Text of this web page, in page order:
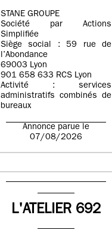
STANE GROUPE
Société par Actions
Simplifiée
Siège social : 59 rue de
l’Abondance
69003 Lyon
901 658 633 RCS Lyon
Activité : services
administratifs combinés de
bureaux
Annonce parue le
07/08/2026
L'ATELIER 692